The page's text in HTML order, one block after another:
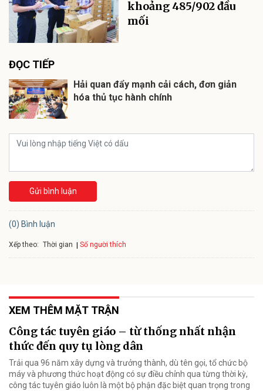
khoảng 485/902 đầu
mối
ĐỌC TIẾP
Hải quan đẩy mạnh cải cách, đơn giản
hóa thủ tục hành chính
Gửi bình luận
(0) Bình luận
Xếp theo: Thời gian Số người thích
XEM THÊM MẶT TRẬN
Công tác tuyên giáo – từ thống nhất nhận
thức đến quy tụ lòng dân
Trải qua 96 năm xây dựng và trưởng thành, dù tên gọi, tổ chức bộ
máy và phương thức hoạt động có sự điều chỉnh qua từng thời kỳ,
công tác tuyên giáo luôn là một bộ phận đặc biệt quan trọng trong